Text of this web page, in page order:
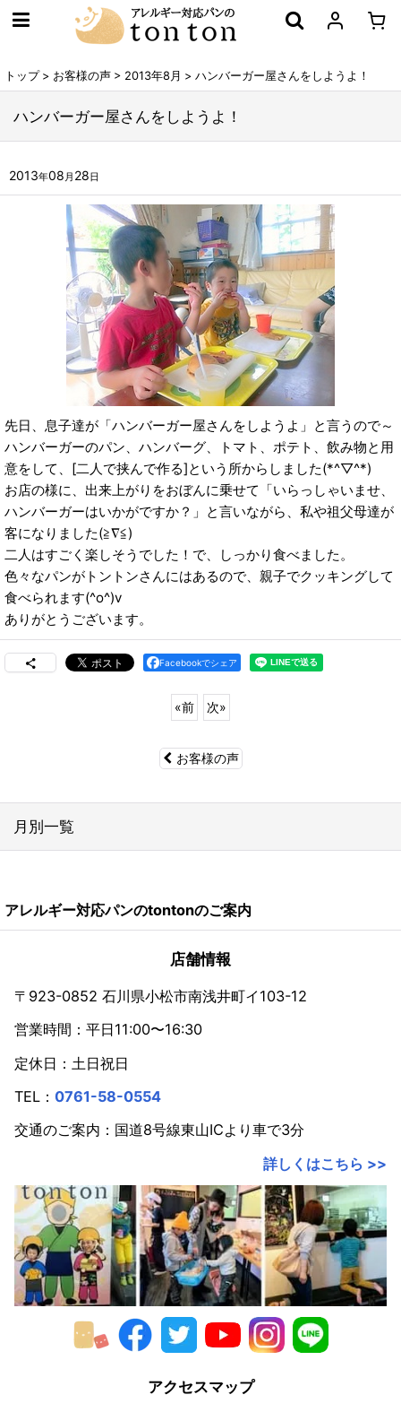
トップ > お客様の声 > 2013年8月 > ハンバーガー屋さんをしようよ！
ハンバーガー屋さんをしようよ！
2013年08 月 28 日
先日、息子達が「ハンバーガー屋さんをしようよ」と言うので～
ハンバーガーのパン、ハンバーグ、トマト、ポテト、飲み物と用
意をして、[二人で挟んで作る]という所からしました(*^▽^*)
お店の様に、出来上がりをおぼんに乗せて「いらっしゃいませ、
ハンバーガーはいかがですか？」と言いながら、私や祖父母達が
客になりました(≧∇≦)
二人はすごく楽しそうでした！で、しっかり食べました。
色々なパンがトントンさんにはあるので、親子でクッキングして
食べられます(^o^)v
ありがとうございます。
Facebookでシェア
«前 次»
お客様の声
月別一覧
2024年
2022年
2021年
2020年
2019年
2018年
2016年
2015年
2014年
アレルギー対応パンのtontonのご案内
店舗情報
〒923-0852 石川県小松市南浅井町イ103-12
営業時間：平日11:00〜16:30
定休日：土日祝日
TEL： 0761-58-0554
交通のご案内：国道8号線東山ICより車で3分
詳しくはこちら >>
アクセスマップ